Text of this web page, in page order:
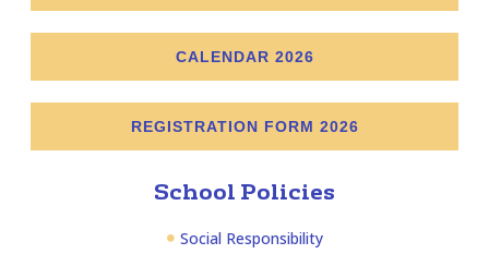
School Policies
Social Responsibility
CALENDAR 2026
REGISTRATION FORM 2026